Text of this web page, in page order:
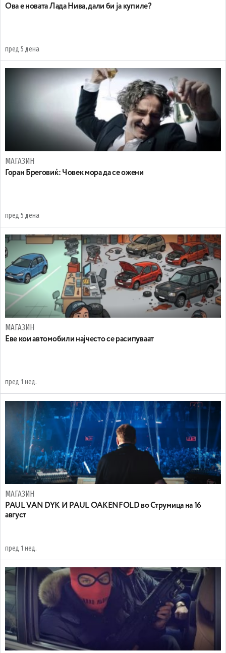
Ова е новата Лада Нива, дали би ја купиле?
пред 5 дена
МАГАЗИН
Горан Бреговиќ: Човек мора да се ожени
пред 5 дена
МАГАЗИН
Еве кои автомобили најчесто се расипуваат
пред 1 нед.
МАГАЗИН
PAUL VAN DYK И PAUL OAKENFOLD во Струмица на 16
август
пред 1 нед.